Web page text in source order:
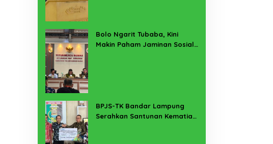
Bolo Ngarit Tubaba, Kini
Makin Paham Jaminan Sosial
BPJS-TK Bandar Lampung
Serahkan Santunan Kematian